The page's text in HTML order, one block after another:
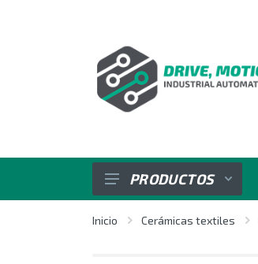
SENSORES
PRODUCTOS
Inicio Cerámicas textiles